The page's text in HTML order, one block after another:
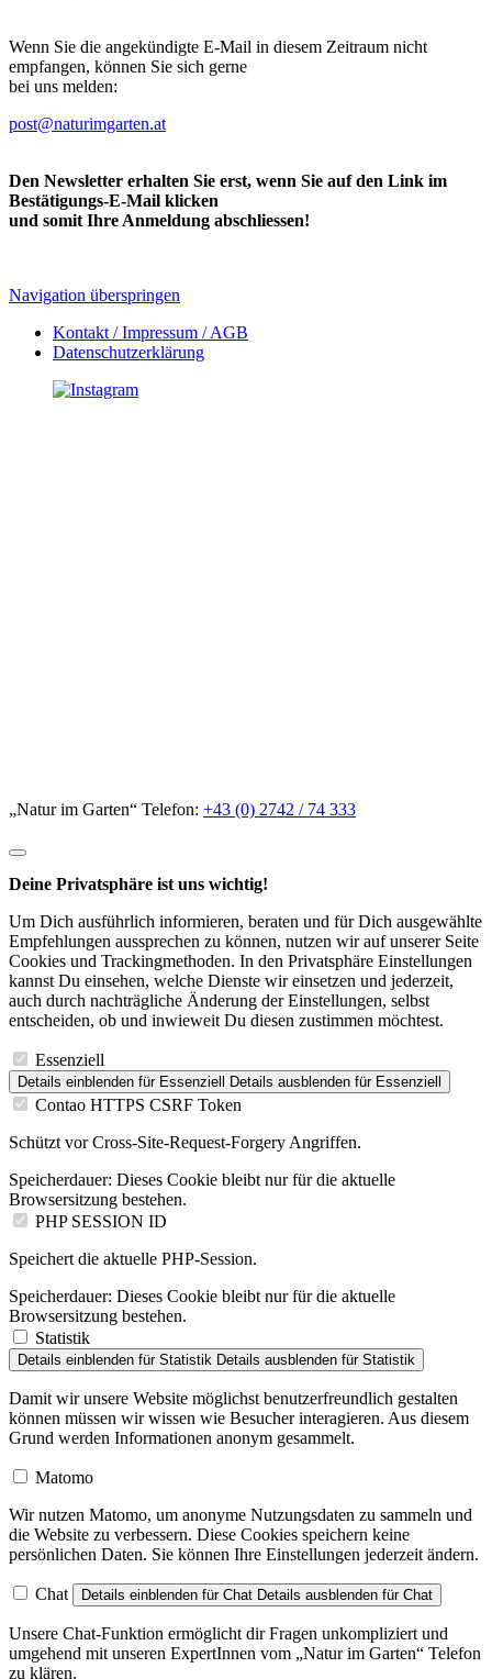
Wenn Sie die angekündigte E-Mail in diesem Zeitraum nicht
empfangen, können Sie sich gerne
bei uns melden:
post@naturimgarten.at
Den Newsletter erhalten Sie erst, wenn Sie auf den Link im
Bestätigungs-E-Mail klicken
und somit Ihre Anmeldung abschliessen!
Navigation überspringen
Kontakt / Impressum / AGB
Datenschutzerklärung
„Natur im Garten“ Telefon: +43 (0) 2742 / 74 333
Deine Privatsphäre ist uns wichtig!
Um Dich ausführlich informieren, beraten und für Dich ausgewählte
Empfehlungen aussprechen zu können, nutzen wir auf unserer Seite
Cookies und Trackingmethoden. In den Privatsphäre Einstellungen
kannst Du einsehen, welche Dienste wir einsetzen und jederzeit,
auch durch nachträgliche Änderung der Einstellungen, selbst
entscheiden, ob und inwieweit Du diesen zustimmen möchtest.
Essenziell
Details einblenden für Essenziell Details ausblenden für Essenziell
Contao HTTPS CSRF Token
Schützt vor Cross-Site-Request-Forgery Angriffen.
Speicherdauer: Dieses Cookie bleibt nur für die aktuelle
Browsersitzung bestehen.
PHP SESSION ID
Speichert die aktuelle PHP-Session.
Speicherdauer: Dieses Cookie bleibt nur für die aktuelle
Browsersitzung bestehen.
Statistik
Details einblenden für Statistik Details ausblenden für Statistik
Damit wir unsere Website möglichst benutzerfreundlich gestalten
können müssen wir wissen wie Besucher interagieren. Aus diesem
Grund werden Informationen anonym gesammelt.
Matomo
Wir nutzen Matomo, um anonyme Nutzungsdaten zu sammeln und
die Website zu verbessern. Diese Cookies speichern keine
persönlichen Daten. Sie können Ihre Einstellungen jederzeit ändern.
Chat Details einblenden für Chat Details ausblenden für Chat
Unsere Chat-Funktion ermöglicht dir Fragen unkompliziert und
umgehend mit unseren ExpertInnen vom „Natur im Garten“ Telefon
zu klären.